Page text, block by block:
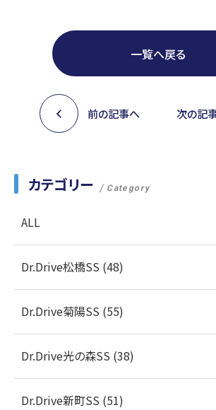
一覧へ戻る
前の記事へ 次の記
カテゴリー Category
ALL
Dr.Drive松橋SS (48)
Dr.Drive菊陽SS (55)
Dr.Drive光の森SS (38)
Dr.Drive新町SS (51)